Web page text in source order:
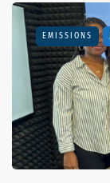
EMISSIONS